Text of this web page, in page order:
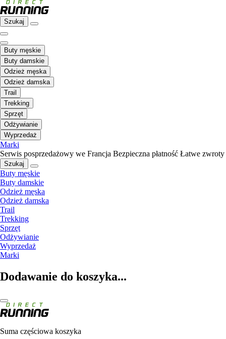
Szukaj
Buty męskie
Buty damskie
Odzież męska
Odzież damska
Trail
Trekking
Sprzęt
Odżywianie
Wyprzedaż
Marki
Serwis posprzedażowy we Francja Bezpieczna płatność Łatwe zwroty
Szukaj
Buty męskie
Buty damskie
Odzież męska
Odzież damska
Trail
Trekking
Sprzęt
Odżywianie
Wyprzedaż
Marki
Dodawanie do koszyka...
Suma częściowa koszyka